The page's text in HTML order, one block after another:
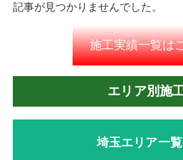
記事が見つかりませんでした。
施工実績一覧は
エリア別施
埼玉エリア一